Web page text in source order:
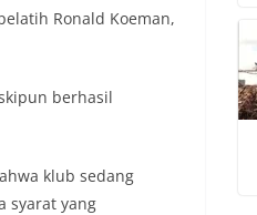
Ronald Koeman,
berhasil
klub sedang
syarat yang